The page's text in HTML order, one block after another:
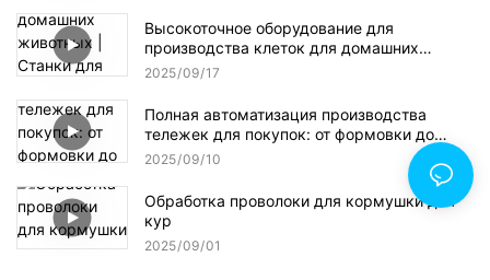
линия для высокопроизводительного
изготовления сеток
Высокоточное оборудование для
производства клеток для домашних
животных | Станки для производства
с ЧПУ
2025 09 17
Полная автоматизация производства
тележек для покупок: от формовки до
линии окончательной сборки
2025 09 10
Обработка проволоки для кормушки для
кур
2025 09 01